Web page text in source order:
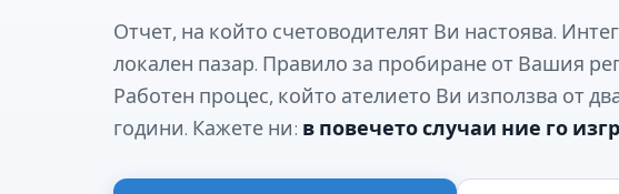
Отчет, на който счетоводителят Ви настоява.
локален пазар. Правило за пробиране от Вашия
Работен процес, който ателието Ви използва от
години. Кажете ни: в повечето случаи ние го